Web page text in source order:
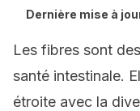
Dernière mise à
Les fibres sont
santé intestinale.
étroite avec la